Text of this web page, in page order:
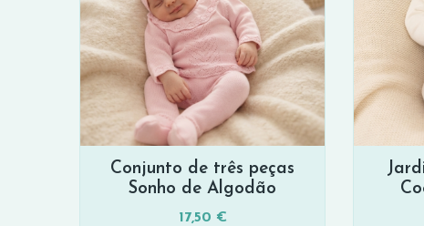
Conjunto de três peças
Sonho de Algodão
17,50 €